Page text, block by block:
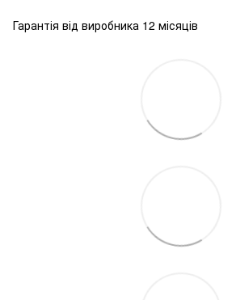
Гарантія від виробника 12 місяців